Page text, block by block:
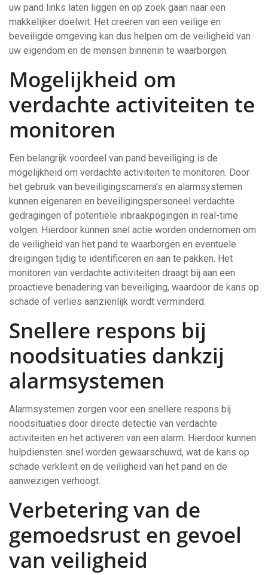
uw pand links laten liggen en op zoek gaan naar een
makkelijker doelwit. Het creëren van een veilige en
beveiligde omgeving kan dus helpen om de veiligheid van
uw eigendom en de mensen binnenin te waarborgen.
Mogelijkheid om
verdachte activiteiten te
monitoren
Een belangrijk voordeel van pand beveiliging is de
mogelijkheid om verdachte activiteiten te monitoren. Door
het gebruik van beveiligingscamera’s en alarmsystemen
kunnen eigenaren en beveiligingspersoneel verdachte
gedragingen of potentiële inbraakpogingen in real-time
volgen. Hierdoor kunnen snel actie worden ondernomen om
de veiligheid van het pand te waarborgen en eventuele
dreigingen tijdig te identificeren en aan te pakken. Het
monitoren van verdachte activiteiten draagt bij aan een
proactieve benadering van beveiliging, waardoor de kans op
schade of verlies aanzienlijk wordt verminderd.
Snellere respons bij
noodsituaties dankzij
alarmsystemen
Alarmsystemen zorgen voor een snellere respons bij
noodsituaties door directe detectie van verdachte
activiteiten en het activeren van een alarm. Hierdoor kunnen
hulpdiensten snel worden gewaarschuwd, wat de kans op
schade verkleint en de veiligheid van het pand en de
aanwezigen verhoogt.
Verbetering van de
gemoedsrust en gevoel
van veiligheid